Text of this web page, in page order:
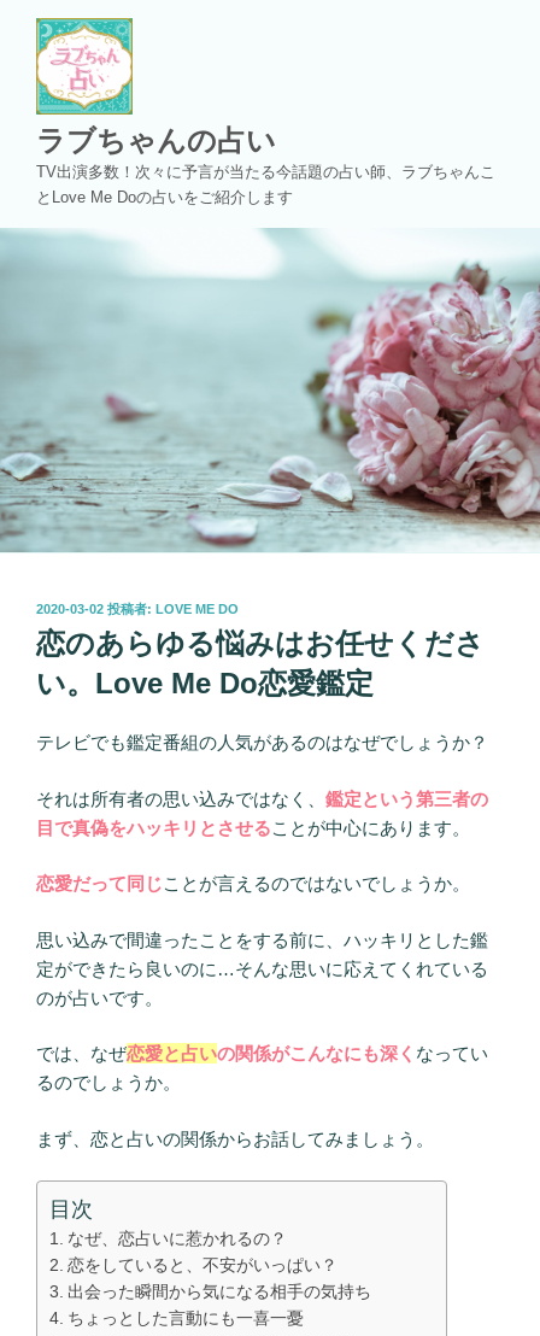
ラブちゃんの占い
TV出演多数！次々に予言が当たる今話題の占い師、ラブちゃんこ
とLove Me Doの占いをご紹介します
投
稿
日:
2020-03-02 投稿者: LOVE ME DO
恋のあらゆる悩みはお任せくださ
い。Love Me Do恋愛鑑定
テレビでも鑑定番組の人気があるのはなぜでしょうか？
それは所有者の思い込みではなく、 鑑定という第三者の
目で真偽をハッキリとさせることが中心にあります。
恋愛だって同じことが言えるのではないでしょうか。
思い込みで間違ったことをする前に、ハッキリとした鑑
定ができたら良いのに…そんな思いに応えてくれている
のが占いです。
では、なぜ恋愛と占いの関係がこんなにも深く なってい
るのでしょうか。
まず、恋と占いの関係からお話してみましょう。
目次
なぜ、恋占いに惹かれるの？
恋をしていると、不安がいっぱい？
出会った瞬間から気になる相手の気持ち
ちょっとした言動にも一喜一憂